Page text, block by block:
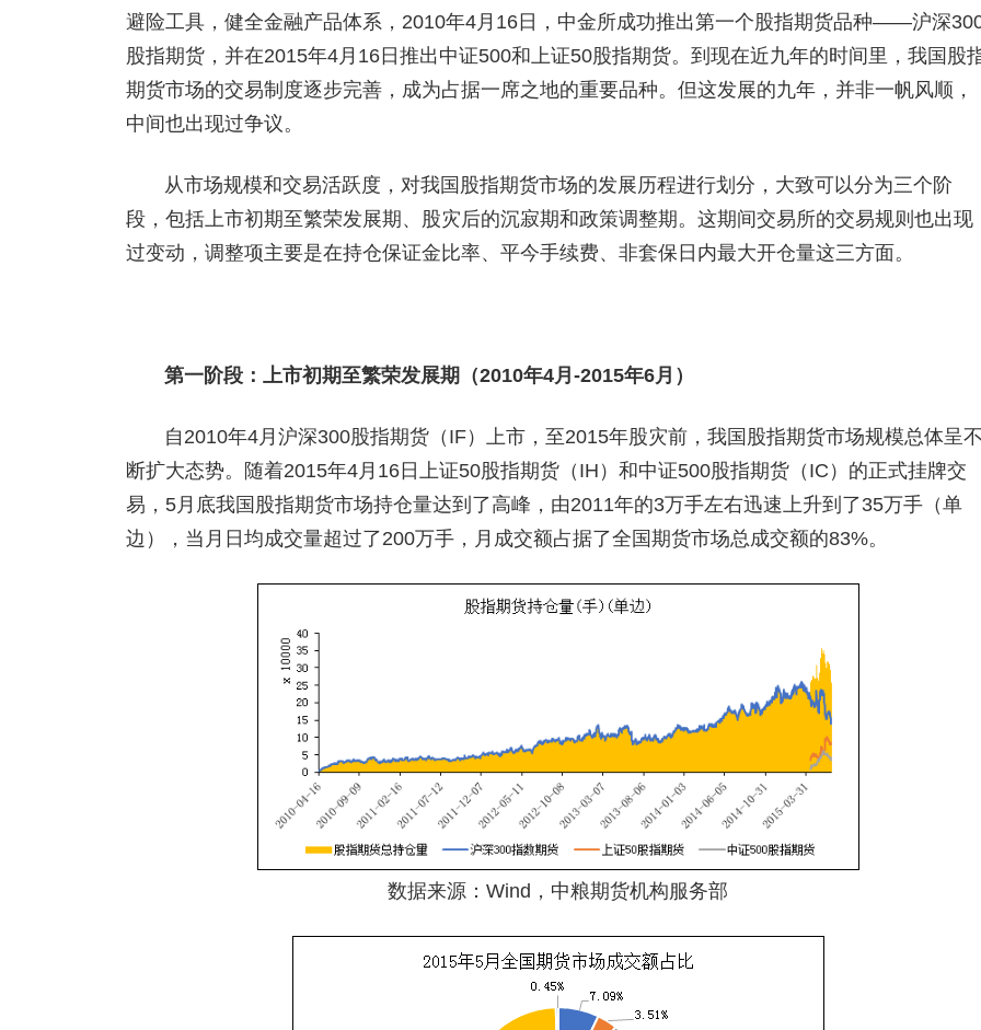
避险工具，健全金融产品体系，2010年4月16日， 中金所成功推出第一个股指期货品种——沪深
股指期货，并在2015年4月16日推出中证500和上证50股指期货。到现在近九年的时间里，我国股
期货市场的交易制度逐步完善，成为占据一席之地的重要品种。但这发展的九年，并非一帆风顺，
中间也出现过争议。
从市场规模和交易活跃度，对我国股指期货市场的发展历程进行划分，大致可以分为三个阶
段，包括上市初期至繁荣发展期、股灾后的沉寂期和政策调整期。这期间交易所的交易规则也出现
过变动，调整项主要是在持仓保证金比率、平今手续费、非套保日内最大开仓量这三方面。
第一阶段：上市初期至繁荣发展期（2010年4月-2015年6月）
自2010年4月沪深300股指期货（IF）上市，至2015年股灾前，我国股指期货市场规模总体呈不
断扩大态势。随着2015年4月16日上证50股指期货（IH）和中证500股指期货（IC）的正式挂牌交
易，5月底我国股指期货市场持仓量达到了高峰，由2011年的3万手左右迅速上升到了35万手（单
边），当月日均成交量超过了200万手，月成交额占据了全国期货市场总成交额的83%。
数据来源：Wind，中粮期货机构服务部